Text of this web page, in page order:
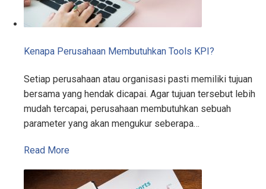
Kenapa Perusahaan Membutuhkan Tools KPI?
Setiap perusahaan atau organisasi pasti memiliki tujuan
bersama yang hendak dicapai. Agar tujuan tersebut lebih
mudah tercapai, perusahaan membutuhkan sebuah
parameter yang akan mengukur seberapa…
Read More